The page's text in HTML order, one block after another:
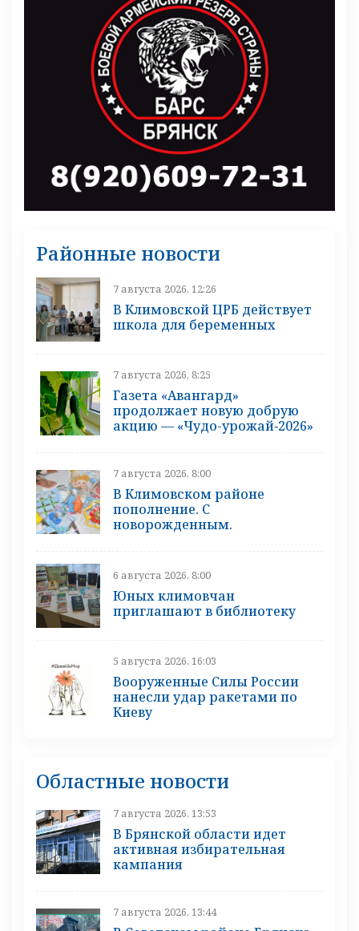
Районные новости
7 августа 2026, 12:26
В Климовской ЦРБ действует
школа для беременных
7 августа 2026, 8:25
Газета «Авангард»
продолжает новую добрую
акцию — «Чудо-урожай‑2026»
7 августа 2026, 8:00
В Климовском районе
пополнение. С
новорожденным.
6 августа 2026, 8:00
Юных климовчан
приглашают в библиотеку
5 августа 2026, 16:03
Вооруженные Силы России
нанесли удар ракетами по
Киеву
Областные новости
7 августа 2026, 13:53
В Брянской области идет
активная избирательная
кампания
7 августа 2026, 13:44